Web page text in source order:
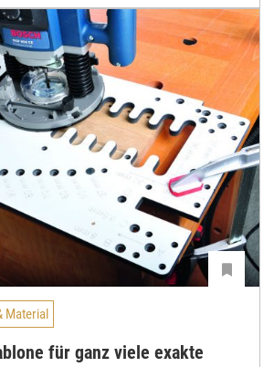
Material
für ganz viele exakte